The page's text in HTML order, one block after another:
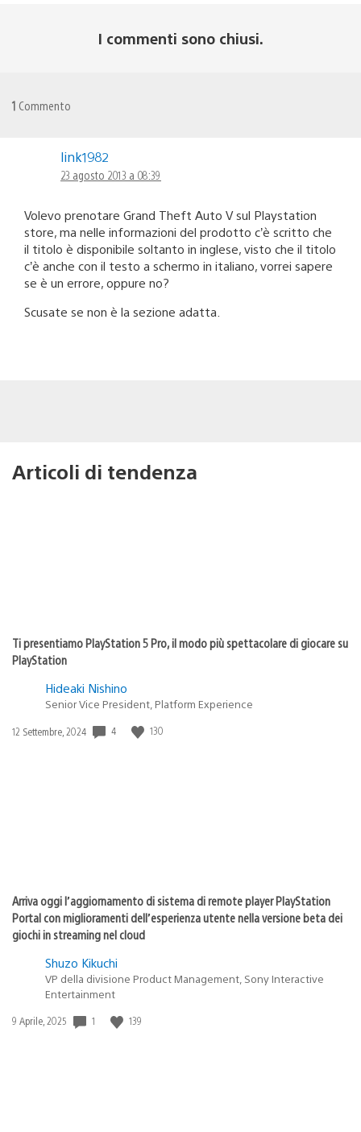
I commenti sono chiusi.
1 Commento
link1982
23 agosto 2013 a 08:39
Volevo prenotare Grand Theft Auto V sul Playstation
store, ma nelle informazioni del prodotto c’è scritto che
il titolo è disponibile soltanto in inglese, visto che il titolo
c’è anche con il testo a schermo in italiano, vorrei sapere
se è un errore, oppure no?
Scusate se non è la sezione adatta.
Articoli di tendenza
Ti presentiamo PlayStation 5 Pro, il modo più spettacolare di giocare su
PlayStation
Hideaki Nishino
Senior Vice President, Platform Experience
Data
12 Settembre, 2024 4 130
Arriva oggi l’aggiornamento di sistema di remote player PlayStation
Portal con miglioramenti dell’esperienza utente nella versione beta dei
giochi in streaming nel cloud
Shuzo Kikuchi
VP della divisione Product Management, Sony Interactive
Entertainment
Data
9 Aprile, 2025 1 139